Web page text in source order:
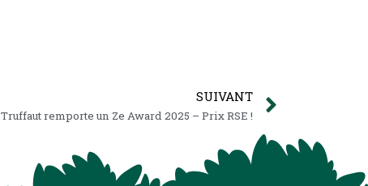
SUIVANT
Truffaut remporte un Ze Award 2025 – Prix RSE !